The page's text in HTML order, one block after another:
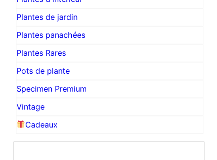
Plantes de jardin
Plantes panachées
Plantes Rares
Pots de plante
Specimen Premium
Vintage
Cadeaux